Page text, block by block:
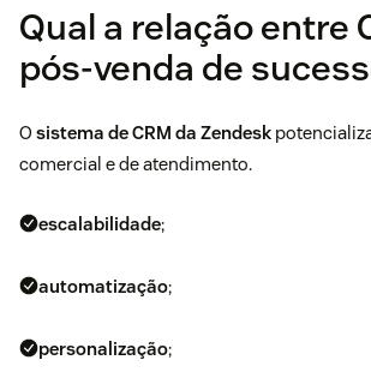
Qual a relação entre
pós-venda de
O sistema de CRM da Zendesk
comercial e de atendimento.
escalabilidade;
automatização;
personalização;